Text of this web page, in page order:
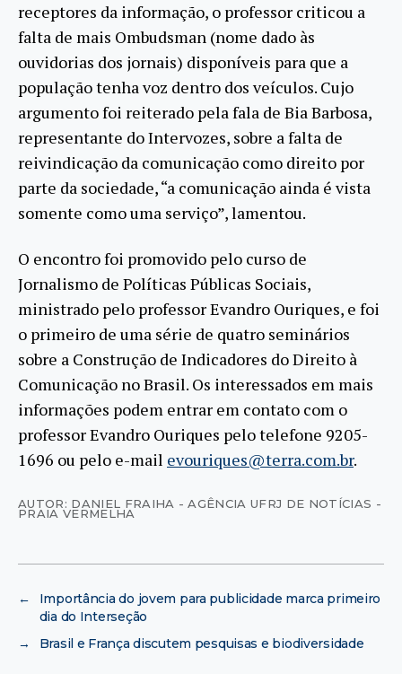
receptores da informação, o professor criticou a
falta de mais Ombudsman (nome dado às
ouvidorias dos jornais) disponíveis para que a
população tenha voz dentro dos veículos. Cujo
argumento foi reiterado pela fala de Bia Barbosa,
representante do Intervozes, sobre a falta de
reivindicação da comunicação como direito por
parte da sociedade, “a comunicação ainda é vista
somente como uma serviço”, lamentou.
O encontro foi promovido pelo curso de
Jornalismo de Políticas Públicas Sociais,
ministrado pelo professor Evandro Ouriques, e foi
o primeiro de uma série de quatro seminários
sobre a Construção de Indicadores do Direito à
Comunicação no Brasil. Os interessados em mais
informações podem entrar em contato com o
professor Evandro Ouriques pelo telefone 9205-
1696 ou pelo e-mail evouriques@terra.com.br.
AUTOR: DANIEL FRAIHA - AGÊNCIA UFRJ DE NOTÍCIAS -
PRAIA VERMELHA
←
Importância do jovem para publicidade marca primeiro
dia do Interseção
→
Brasil e França discutem pesquisas e biodiversidade